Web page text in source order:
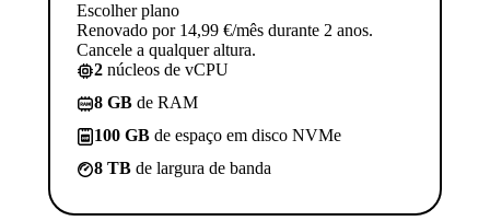
Escolher plano
Renovado por 14,99 €/mês durante 2 anos.
Cancele a qualquer altura.
2 núcleos de vCPU
8 GB de RAM
100 GB de espaço em disco NVMe
8 TB de largura de banda